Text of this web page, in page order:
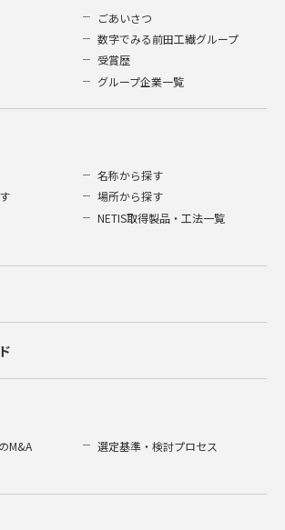
令に基づく場合その他個人情報保護
により第三者への提供が認められて
場合。
様にご承諾いただいた場合。
の受付、及びお客様からの当社へ
合わせ等を通して、お客様の氏
、電話番号、メールアドレス、勤
属部署等の個人情報を取得いたし
ご提供された個人情報の開示、訂
入の上、本人確認の為の書類（B）
、下記窓口までご郵送ください。
井市春江町沖布目 38-3
ごあいさつ
数字でみる前田工繊グループ
受賞歴
グループ企業一覧
名称から探す
場所から探す
NETIS取得製品・工法一覧
M&A
選定基準・検討プロセス